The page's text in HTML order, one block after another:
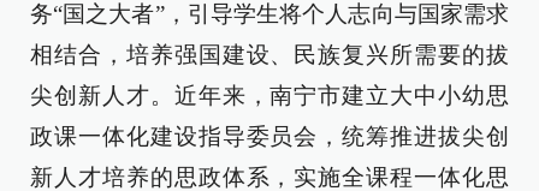
务“国之大者”，引导学生将个人志向与国家需求
相结合，培养强国建设、民族复兴所需要的拔
尖创新人才。近年来，南宁市建立大中小幼思
政课一体化建设指导委员会，统筹推进拔尖创
新人才培养的思政体系，实施全课程一体化思